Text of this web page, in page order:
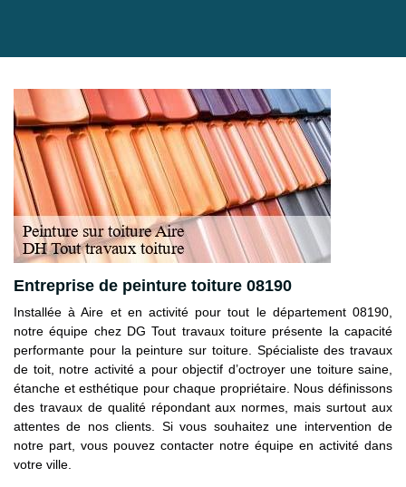
Entreprise de peinture toiture 08190
Installée à Aire et en activité pour tout le département 08190,
notre équipe chez DG Tout travaux toiture présente la capacité
performante pour la peinture sur toiture. Spécialiste des travaux
de toit, notre activité a pour objectif d’octroyer une toiture saine,
étanche et esthétique pour chaque propriétaire. Nous définissons
des travaux de qualité répondant aux normes, mais surtout aux
attentes de nos clients. Si vous souhaitez une intervention de
notre part, vous pouvez contacter notre équipe en activité dans
votre ville.